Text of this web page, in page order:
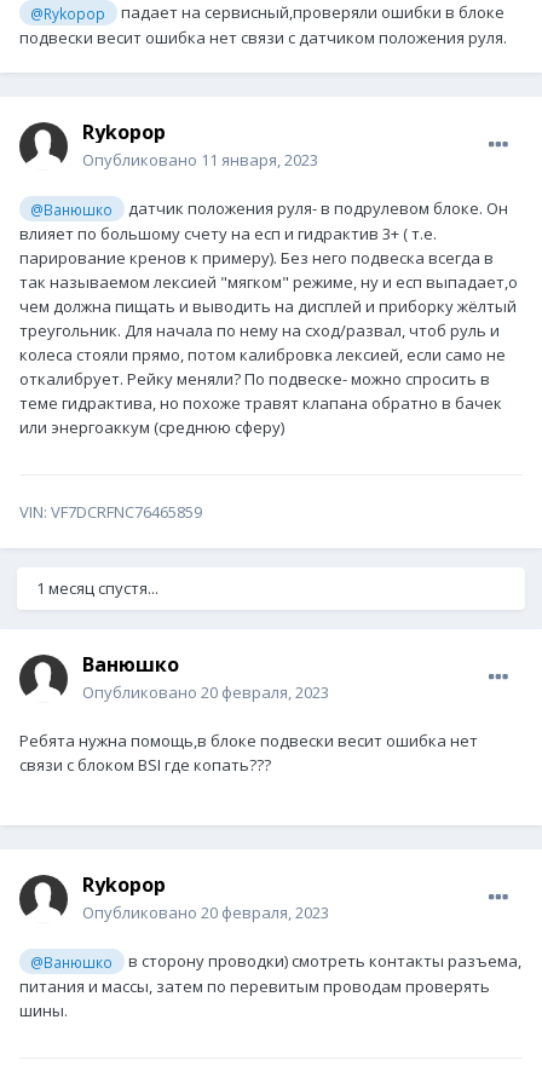
@Rykopop
падает на сервисный,проверяли ошибки в блоке
подвески весит ошибка нет связи с датчиком положения руля.
Rykopop
Опубликовано 11 января, 2023
@Ванюшко
датчик положения руля- в подрулевом блоке. Он
влияет по большому счету на есп и гидрактив 3+ ( т.е.
парирование кренов к примеру). Без него подвеска всегда в
так называемом лексией "мягком" режиме, ну и есп выпадает,о
чем должна пищать и выводить на дисплей и приборку жёлтый
треугольник. Для начала по нему на сход/развал, чтоб руль и
колеса стояли прямо, потом калибровка лексией, если само не
откалибрует. Рейку меняли? По подвеске- можно спросить в
теме гидрактива, но похоже травят клапана обратно в бачек
или энергоаккум (среднюю сферу)
VIN: VF7DCRFNC76465859
1 месяц спустя...
Ванюшко
Опубликовано 20 февраля, 2023
Ребята нужна помощь,в блоке подвески весит ошибка нет
связи с блоком BSI где копать???
Rykopop
Опубликовано 20 февраля, 2023
@Ванюшко
в сторону проводки) смотреть контакты разъема,
питания и массы, затем по перевитым проводам проверять
шины.